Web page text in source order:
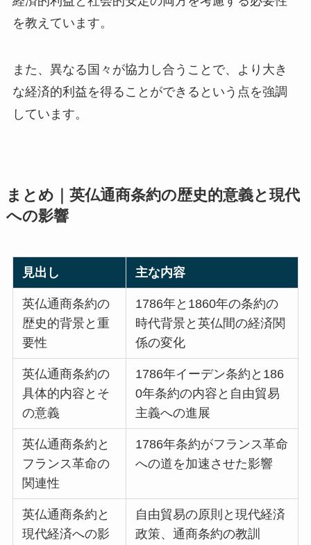
を教えています。
また、異なる国々が協力し合うことで、より大き
な経済的利益を得ることができるという点を強調
しています。
まとめ｜英仏通商条約の歴史的意義と現代
への影響
見出し 主な内容
英仏通商条約の
歴史的背景と重
要性
1786年と1860年の条約の
時代背景と英仏間の経済関
係の変化
英仏通商条約の
具体的内容とそ
の意義
1786年イーデン条約と186
0年条約の内容と自由貿易
主義への進展
英仏通商条約と
フランス革命の
関連性
1786年条約がフランス革命
への道を加速させた影響
英仏通商条約と
現代経済への影
自由貿易の原則と現代経済
政策、通商条約の教訓